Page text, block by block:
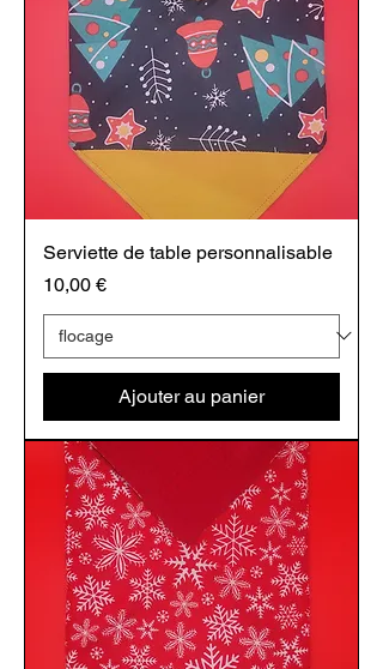
Serviette de table personnalisable
Prix
10,00 €
Ajouter au panier